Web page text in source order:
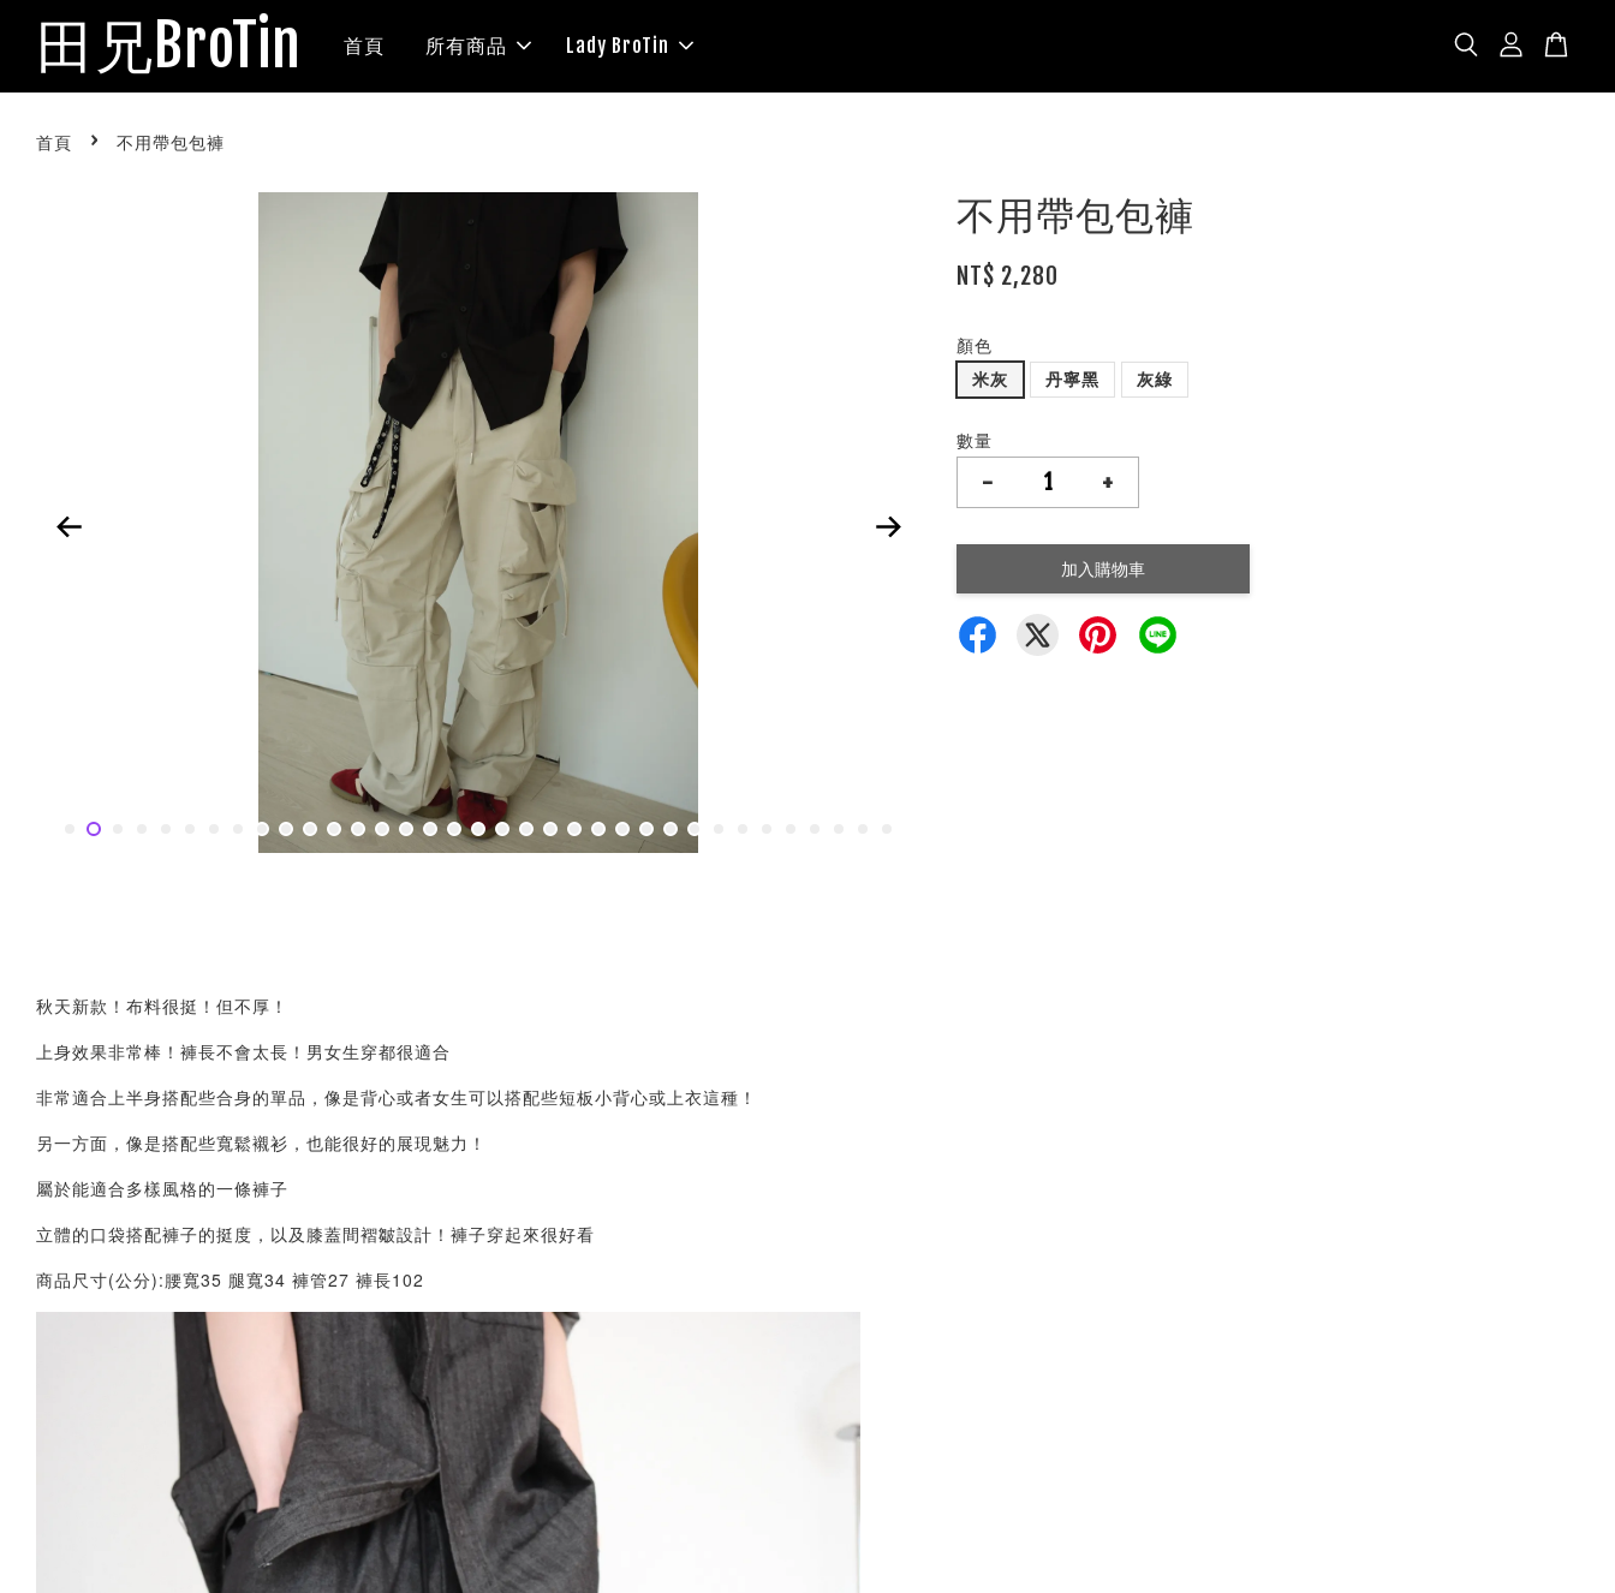
田兄BroTin 首頁 所有商品 Lady BroTin
首頁 › 不用帶包包褲
不用帶包包褲
NT$ 2,280
顏色
米灰
丹寧黑 灰綠
數量
- +
加入購物車
秋天新款！布料很挺！但不厚！
上身效果非常棒！褲長不會太長！男女生穿都很適合
非常適合上半身搭配些合身的單品，像是背心或者女生可以搭配些短板小背心或上衣這種！
另一方面，像是搭配些寬鬆襯衫，也能很好的展現魅力！
屬於能適合多樣風格的一條褲子
立體的口袋搭配褲子的挺度，以及膝蓋間褶皺設計！褲子穿起來很好看
商品尺寸(公分):腰寬35 腿寬34 褲管27 褲長102